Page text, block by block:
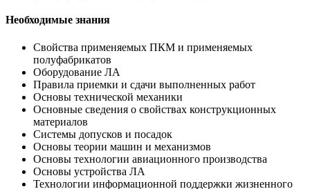
Необходимые знания
Свойства применяемых ПКМ и применяемых
полуфабрикатов
Оборудование ЛА
Правила приемки и сдачи выполненных работ
Основы технической механики
Основные сведения о свойствах конструкционных
материалов
Системы допусков и посадок
Основы теории машин и механизмов
Основы технологии авиационного производства
Основы устройства ЛА
Технологии информационной поддержки жизненного